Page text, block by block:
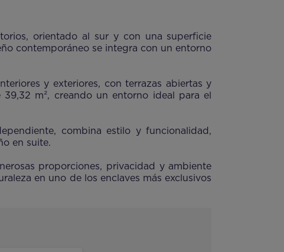
orientado al sur y con una superficie
contemporáneo se integra con un entorno
y exteriores, con terrazas abiertas y
m², creando un entorno ideal para el
combina estilo y funcionalidad,
en suite.
proporciones, privacidad y ambiente
en uno de los enclaves más exclusivos